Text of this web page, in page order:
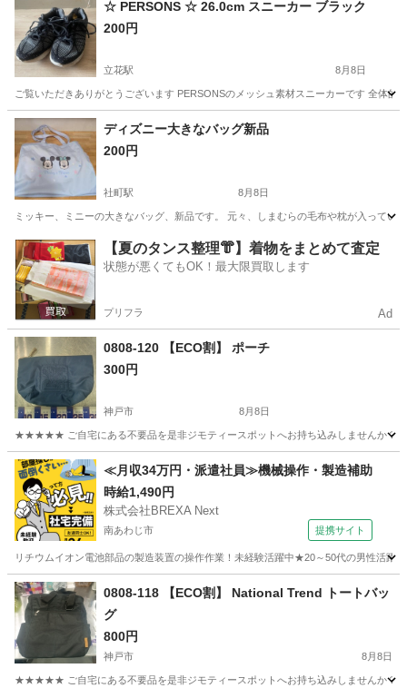
☆ PERSONS ☆ 26.0cm スニーカー ブラック
200円
立花駅 8月8日
ご覧いただきありがとうございます PERSONSのメッシュ素材スニーカーです 全体
兵庫 尼崎市 立花駅 靴
ディズニー大きなバッグ新品
200円
社町駅 8月8日
ミッキー、ミニーの大きなバッグ、新品です。 元々、しまむらの毛布や枕が入っ
兵庫 加東市 社町駅 バッグ 新品
【夏のタンス整理👘】着物をまとめて査定
状態が悪くてもOK！最大限買取します
プリフラ Ad
0808-120 【ECO割】 ポーチ
300円
神戸市 8月8日
★★★★★ ご自宅にある不要品を是非ジモティースポットへお持ち込みしませんか？
兵庫 神戸市 バッグ スポット
≪月収34万円・派遣社員≫機械操作・製造補助
時給1,490円
株式会社BREXA Next
南あわじ市 提携サイト
リチウムイオン電池部品の製造装置の操作作業！未経験活躍中★20～50代の男性活
兵庫 南あわじ市0808-118 【ECO割】 National Trend トートバッ
グ
800円
神戸市 8月8日
★★★★★ ご自宅にある不要品を是非ジモティースポットへお持ち込みしませんか？